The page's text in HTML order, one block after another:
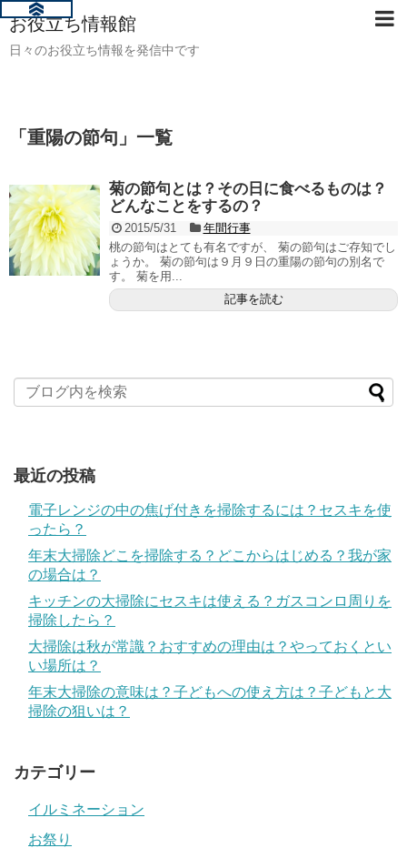
お役立ち情報館
日々のお役立ち情報を発信中です
「 重陽の節句 」 一覧
菊の節句とは？その日に食べるものは？
どんなことをするの？
2015/5/31
年間行事
桃の節句はとても有名ですが、 菊の節句はご存知でし
ょうか。 菊の節句は９月９日の重陽の節句の別名で
す。 菊を用...
記事を読む
最近の投稿
電子レンジの中の焦げ付きを掃除するには？セスキを使
ったら？
年末大掃除どこを掃除する？どこからはじめる？我が家
の場合は？
キッチンの大掃除にセスキは使える？ガスコンロ周りを
掃除したら？
大掃除は秋が常識？おすすめの理由は？やっておくとい
い場所は？
年末大掃除の意味は？子どもへの使え方は？子どもと大
掃除の狙いは？
カテゴリー
イルミネーション
お祭り